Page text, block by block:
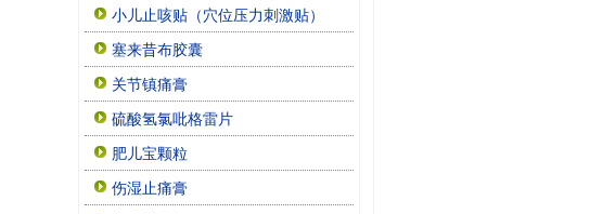
小儿止咳贴（穴位压力刺激贴）
塞来昔布胶囊
关节镇痛膏
硫酸氢氯吡格雷片
肥儿宝颗粒
伤湿止痛膏